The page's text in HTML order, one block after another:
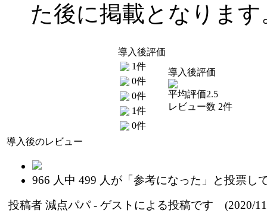
た後に掲載となります
導入後評価
1件
0件
0件
1件
0件
導入後評価
平均評価2.5
レビュー数 2件
導入後のレビュー
966 人中 499 人が「参考になった」と投票し
投稿者 減点パパ- ゲストによる投稿です (2020/